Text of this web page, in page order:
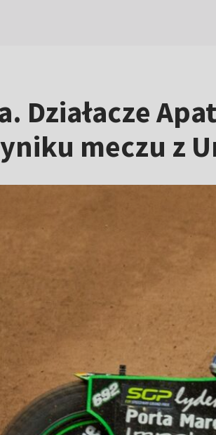
Działacze
meczu z